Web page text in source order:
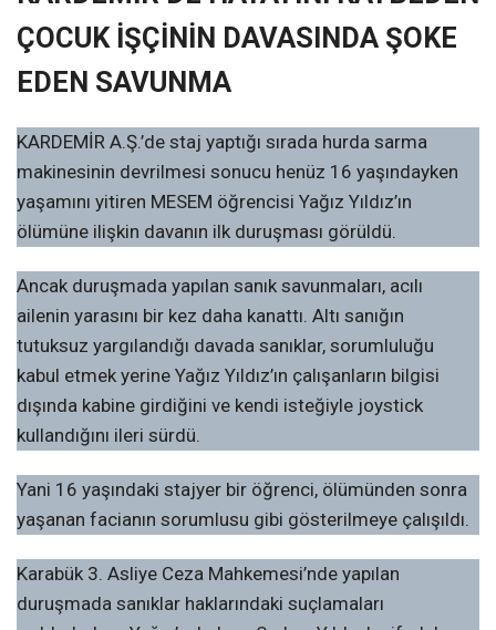
ÇOCUK İŞÇİNİN DAVASINDA ŞOKE
EDEN SAVUNMA
KARDEMİR A.Ş.’de staj yaptığı sırada hurda sarma
makinesinin devrilmesi sonucu henüz 16 yaşındayken
yaşamını yitiren MESEM öğrencisi Yağız Yıldız’ın
ölümüne ilişkin davanın ilk duruşması görüldü.
Ancak duruşmada yapılan sanık savunmaları, acılı
ailenin yarasını bir kez daha kanattı. Altı sanığın
tutuksuz yargılandığı davada sanıklar, sorumluluğu
kabul etmek yerine Yağız Yıldız’ın çalışanların bilgisi
dışında kabine girdiğini ve kendi isteğiyle joystick
kullandığını ileri sürdü.
Yani 16 yaşındaki stajyer bir öğrenci, ölümünden sonra
yaşanan facianın sorumlusu gibi gösterilmeye çalışıldı.
Karabük 3. Asliye Ceza Mahkemesi’nde yapılan
duruşmada sanıklar haklarındaki suçlamaları